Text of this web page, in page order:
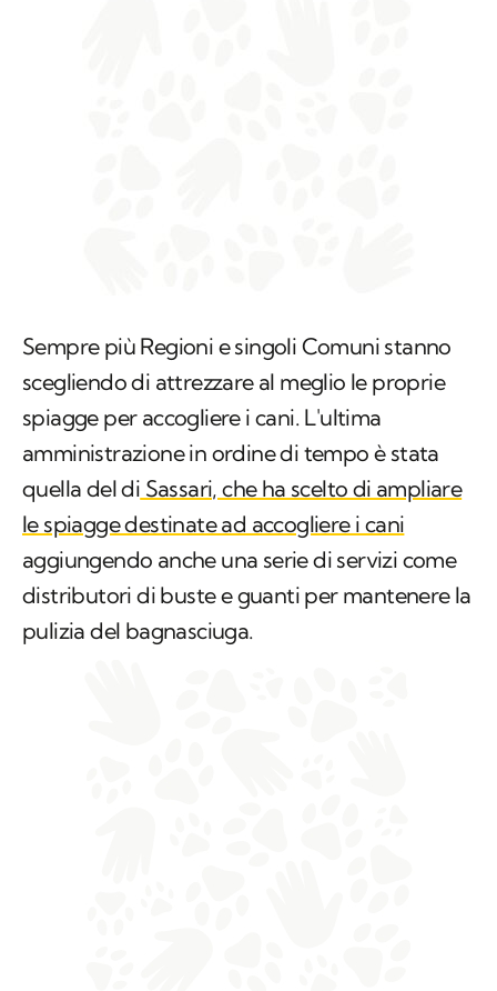
Sempre più Regioni e singoli Comuni stanno
scegliendo di attrezzare al meglio le proprie
spiagge per accogliere i cani. L'ultima
amministrazione in ordine di tempo è stata
quella del di Sassari, che ha scelto di ampliare
le spiagge destinate ad accogliere i cani
aggiungendo anche una serie di servizi come
distributori di buste e guanti per mantenere la
pulizia del bagnasciuga.